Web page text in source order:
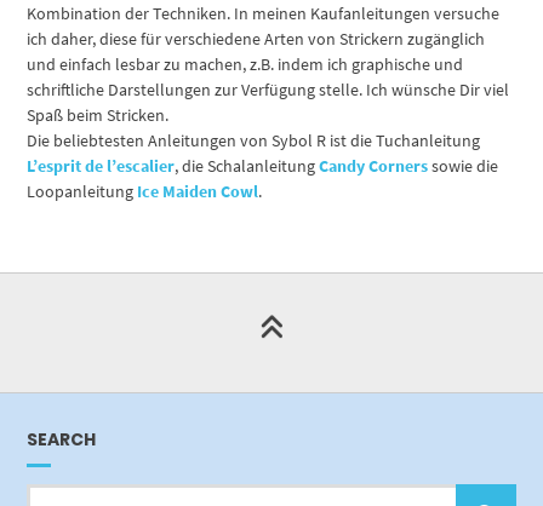
Kombination der Techniken. In meinen Kaufanleitungen versuche
ich daher, diese für verschiedene Arten von Strickern zugänglich
und einfach lesbar zu machen, z.B. indem ich graphische und
schriftliche Darstellungen zur Verfügung stelle. Ich wünsche Dir viel
Spaß beim Stricken.
Die beliebtesten Anleitungen von Sybol R ist die Tuchanleitung
L’esprit de l’escalier, die SchalanleitungCandy Cornerssowie die
Loopanleitung Ice Maiden Cowl.
SEARCH